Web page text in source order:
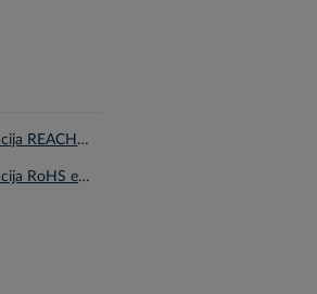
Deklaracija REACH en.pdf
Deklaracija RoHS en.pdf